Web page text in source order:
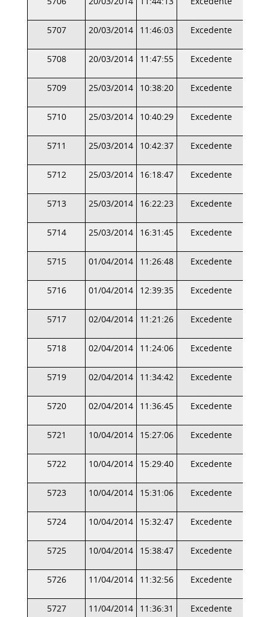
5707 20/03/2014 11:46:03 Excedente
5708 20/03/2014 11:47:55 Excedente
5709 25/03/2014 10:38:20 Excedente
5710 25/03/2014 10:40:29 Excedente
5711 25/03/2014 10:42:37 Excedente
5712 25/03/2014 16:18:47 Excedente
5713 25/03/2014 16:22:23 Excedente
5714 25/03/2014 16:31:45 Excedente
5715 01/04/2014 11:26:48 Excedente
5716 01/04/2014 12:39:35 Excedente
5717 02/04/2014 11:21:26 Excedente
5718 02/04/2014 11:24:06 Excedente
5719 02/04/2014 11:34:42 Excedente
5720 02/04/2014 11:36:45 Excedente
5721 10/04/2014 15:27:06 Excedente
5722 10/04/2014 15:29:40 Excedente
5723 10/04/2014 15:31:06 Excedente
5724 10/04/2014 15:32:47 Excedente
5725 10/04/2014 15:38:47 Excedente
5726 11/04/2014 11:32:56 Excedente
5727 11/04/2014 11:36:31 Excedente